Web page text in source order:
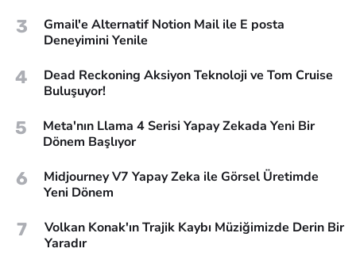
3
Gmail'e Alternatif Notion Mail ile E posta
Deneyimini Yenile
4
Dead Reckoning Aksiyon Teknoloji ve Tom Cruise
Buluşuyor!
5
Meta'nın Llama 4 Serisi Yapay Zekada Yeni Bir
Dönem Başlıyor
6
Midjourney V7 Yapay Zeka ile Görsel Üretimde
Yeni Dönem
7
Volkan Konak'ın Trajik Kaybı Müziğimizde Derin Bir
Yaradır